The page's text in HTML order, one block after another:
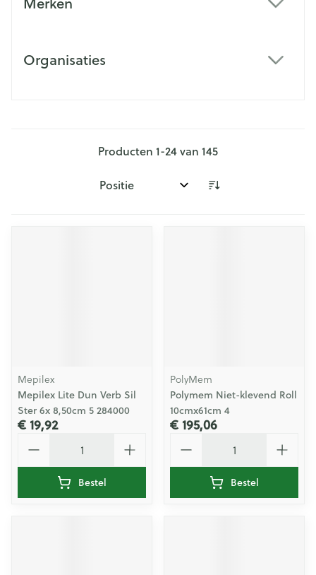
Organisaties
Producten 1-24van 145
Sorteer op:
Mepilex
Mepilex Lite Dun Verb Sil
Ster 6x 8,50cm 5 284000
€ 19,92
Bestel
PolyMem
Polymem Niet-klevend Roll
10cmx61cm 4
€ 195,06
Bestel